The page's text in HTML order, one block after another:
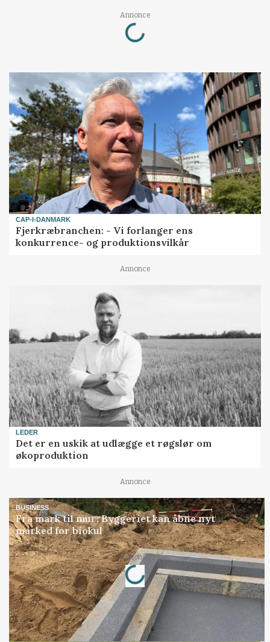
Annonce
Loading...
CAP-I-DANMARK
Fjerkræbranchen: - Vi forlanger ens
konkurrence- og produktionsvilkår
Annonce
LEDER
Det er en uskik at udlægge et røgslør om
økoproduktion
Annonce
BUSINESS
Fra mark til mur: Byggeriet kan åbne nyt
marked for biokul
Annonce
Loading...
Jobs